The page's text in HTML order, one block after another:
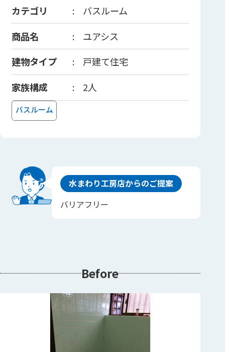
カテゴリ
バスルーム
商品名
ユアシス
建物タイプ
戸建て住宅
家族構成
2人
バスルーム
水まわり工房店からのご提案
バリアフリー
Before